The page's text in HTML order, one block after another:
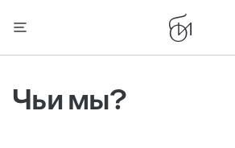
Чьи мы?